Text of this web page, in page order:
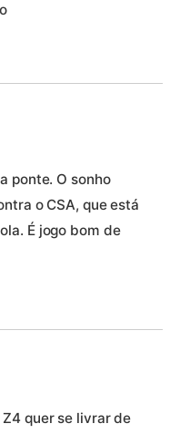
ponte. O sonho
o CSA, que está
É jogo bom de
quer se livrar de